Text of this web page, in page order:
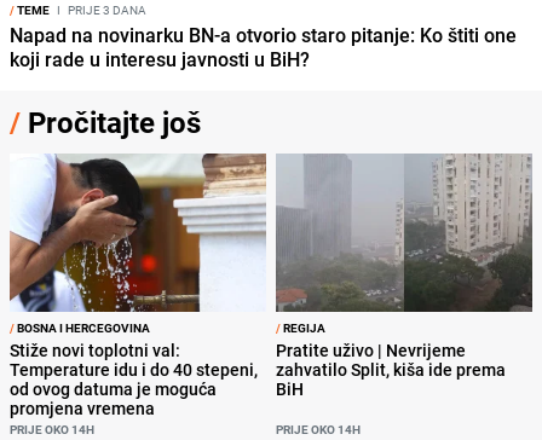
/TEME I PRIJE 3 DANA
Napad na novinarku BN-a otvorio staro pitanje: Ko štiti one
koji rade u interesu javnosti u BiH?
/ Pročitajte još
/BOSNA I HERCEGOVINA
Stiže novi toplotni val:
Temperature idu i do 40 stepeni,
od ovog datuma je moguća
promjena vremena
PRIJE OKO 14H
/REGIJA
Pratite uživo | Nevrijeme
zahvatilo Split, kiša ide prema
BiH
PRIJE OKO 14H